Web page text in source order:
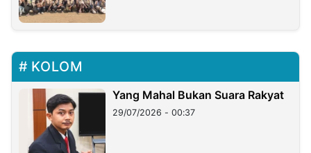
KOLOM
Yang Mahal Bukan Suara Rakyat
29/07/2026 - 00:37